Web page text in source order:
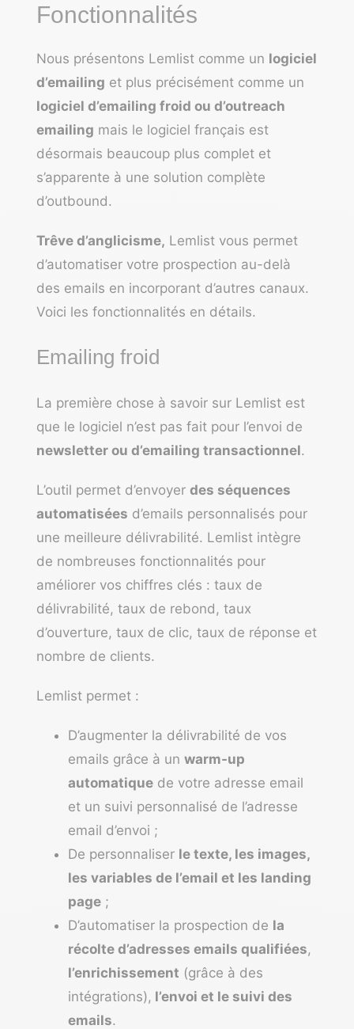
Fonctionnalités
Nous présentons Lemlist comme un logiciel
d’emailing et plus précisément comme un
logiciel d’emailing froid ou d’outreach
emailing mais le logiciel français est
désormais beaucoup plus complet et
s’apparente à une solution complète
d’outbound.
Trêve d’anglicisme, Lemlist vous permet
d’automatiser votre prospection au-delà
des emails en incorporant d’autres canaux.
Voici les fonctionnalités en détails.
Emailing froid
La première chose à savoir sur Lemlist est
que le logiciel n’est pas fait pour l’envoi de
newsletter ou d’emailing transactionnel.
L’outil permet d’envoyer des séquences
automatisées d’emails personnalisés pour
une meilleure délivrabilité. Lemlist intègre
de nombreuses fonctionnalités pour
améliorer vos chiffres clés : taux de
délivrabilité, taux de rebond, taux
d’ouverture, taux de clic, taux de réponse et
nombre de clients.
Lemlist permet :
D’augmenter la délivrabilité de vos
emails grâce à un warm-up
automatique de votre adresse email
et un suivi personnalisé de l’adresse
email d’envoi ;
De personnaliser le texte, les images,
les variables de l’email et les landing
page ;
D’automatiser la prospection de la
récolte d’adresses emails qualifiées,
l’enrichissement (grâce à des
intégrations), l’envoi et le suivi des
emails.